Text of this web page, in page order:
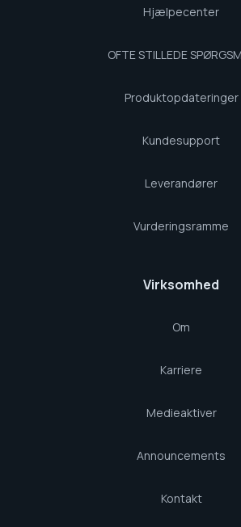
Hjælpecenter
OFTE STILLEDE
Produktopdateringer
Kundesupport
Leverandører
Vurderingsramme
Virksomhed
Om
Karriere
Medieaktiver
Announcements
Kontakt